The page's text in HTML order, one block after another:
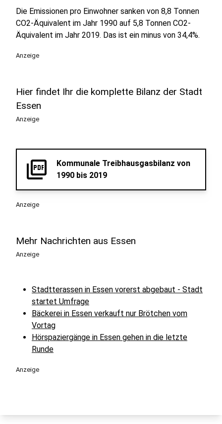
Die Emissionen pro Einwohner sanken von 8,8 Tonnen
CO2-Äquivalent im Jahr 1990 auf 5,8 Tonnen CO2-
Äquivalent im Jahr 2019. Das ist ein minus von 34,4%.
Anzeige
Hier findet Ihr die komplette Bilanz der Stadt
Essen
Anzeige
picture_as_pdf
Kommunale Treibhausgasbilanz von
1990 bis 2019
Anzeige
Mehr Nachrichten aus Essen
Anzeige
Stadtterassen in Essen vorerst abgebaut - Stadt
startet Umfrage
Bäckerei in Essen verkauft nur Brötchen vom
Vortag
Hörspaziergänge in Essen gehen in die letzte
Runde
Anzeige